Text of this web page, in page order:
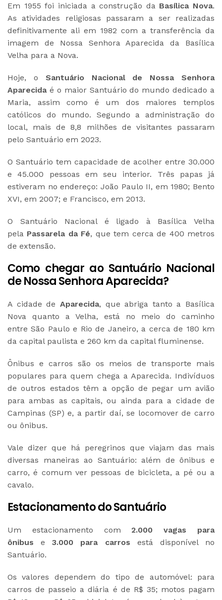
Em 1955 foi iniciada a construção da Basílica Nova.
As atividades religiosas passaram a ser realizadas
definitivamente ali em 1982 com a transferência da
imagem de Nossa Senhora Aparecida da Basílica
Velha para a Nova.
Hoje, o Santuário Nacional de Nossa Senhora
Aparecidaé o maior Santuário do mundo dedicado a
Maria, assim como é um dos maiores templos
católicos do mundo. Segundo a administração do
local, mais de 8,8 milhões de visitantes passaram
pelo Santuário em 2023.
O Santuário tem capacidade de acolher entre 30.000
e 45.000 pessoas em seu interior. Três papas já
estiveram no endereço: João Paulo II, em 1980; Bento
XVI, em 2007; e Francisco, em 2013.
O Santuário Nacional é ligado à Basílica Velha
pela Passarela da Fé, que tem cerca de 400 metros
de extensão.
Como chegar ao Santuário Nacional
de Nossa Senhora Aparecida?
A cidade de Aparecida, que abriga tanto a Basílica
Nova quanto a Velha, está no meio do caminho
entre São Paulo e Rio de Janeiro, a cerca de 180 km
da capital paulista e 260 km da capital fluminense.
Ônibus e carros são os meios de transporte mais
populares para quem chega a Aparecida. Indivíduos
de outros estados têm a opção de pegar um avião
para ambas as capitais, ou ainda para a cidade de
Campinas (SP) e, a partir daí, se locomover de carro
ou ônibus.
Vale dizer que há peregrinos que viajam das mais
diversas maneiras ao Santuário: além de ônibus e
carro, é comum ver pessoas de bicicleta, a pé ou a
cavalo.
Estacionamento do Santuário
Um estacionamento com2.000 vagas para
ônibus e3.000 para carros está disponível no
Santuário.
Os valores dependem do tipo de automóvel: para
carros de passeio a diária é de R$ 35; motos pagam